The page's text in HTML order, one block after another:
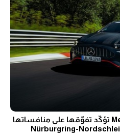
سيارة Mercedes-AMG CLA 45 تؤكّد تفوّقها على منافساتها